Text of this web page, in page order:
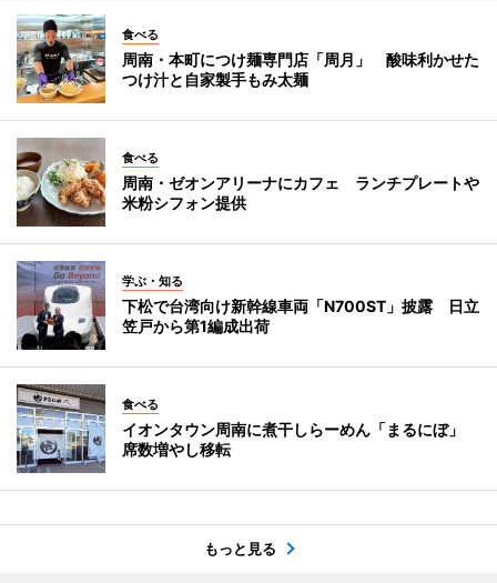
食べる
周南・本町につけ麺専門店「周月」 酸味利かせた
つけ汁と自家製手もみ太麺
食べる
周南・ゼオンアリーナにカフェ ランチプレートや
米粉シフォン提供
学ぶ・知る
下松で台湾向け新幹線車両「N700ST」披露 日立
笠戸から第1編成出荷
食べる
イオンタウン周南に煮干しらーめん「まるにぼ」
席数増やし移転
もっと見る